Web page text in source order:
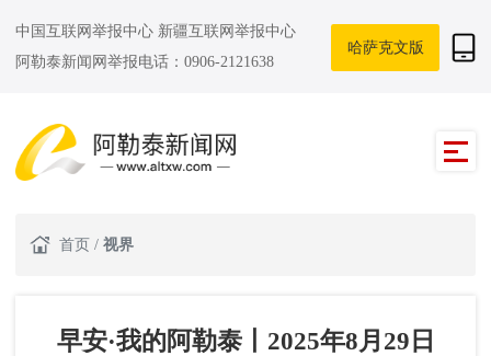
中国互联网举报中心 新疆互联网举报中心
阿勒泰新闻网举报电话：0906-2121638
哈萨克文版
首页 / 视界
早安·我的阿勒泰丨2025年8月29日